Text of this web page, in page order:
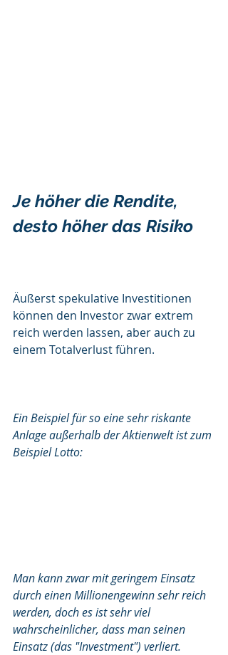
Je höher die Rendite,
desto höher das Risiko
Äußerst spekulative Investitionen
können den Investor zwar extrem
reich werden lassen, aber auch zu
einem Totalverlust führen.
Ein Beispiel für so eine sehr riskante
Anlage außerhalb der Aktienwelt ist zum
Beispiel Lotto:
Man kann zwar mit geringem Einsatz
durch einen Millionengewinn sehr reich
werden, doch es ist sehr viel
wahrscheinlicher, dass man seinen
Einsatz (das "Investment") verliert.